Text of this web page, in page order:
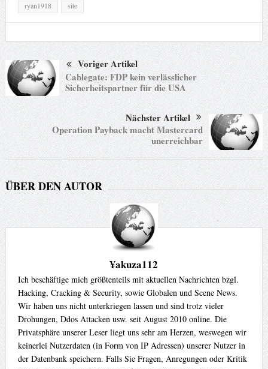
ryan1918
site
Voriger Artikel
Cablegate: FDP kein verlässlicher
Sicherheitspartner für die USA
Nächster Artikel
Operation Payback macht Mastercard
unerreichbar
ÜBER DEN AUTOR
¥akuza112
Ich beschäftige mich größtenteils mit aktuellen Nachrichten bzgl.
Hacking, Cracking & Security, sowie Globalen und Scene News.
Wir haben uns nicht unterkriegen lassen und sind trotz vieler
Drohungen, Ddos Attacken usw. seit August 2010 online. Die
Privatsphäre unserer Leser liegt uns sehr am Herzen, weswegen wir
keinerlei Nutzerdaten (in Form von IP Adressen) unserer Nutzer in
der Datenbank speichern. Falls Sie Fragen, Anregungen oder Kritik